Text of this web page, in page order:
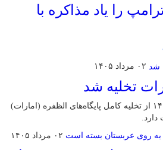
ترامپ را یاد مذاکره با
۰۲ مرداد ۱۴۰۵
تخلیه شد
تصاویر ماهواره‌ای ۲ مرداد ۱۴۰۵ از تخلیه کامل پایگاه‌های الظفره (امارات)
۰۲ مرداد ۱۴۰۵